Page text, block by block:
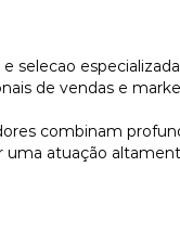
selecao especializada
de vendas e
combinam
uma atuação